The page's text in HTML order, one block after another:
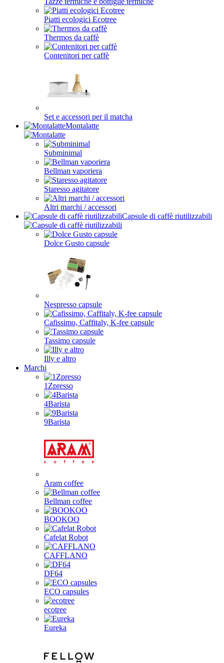
Piatti ecologici Ecotree
Thermos da caffè
Contenitori per caffè
Set e accessori per il matcha
Montalatte
Subminimal
Bellman vaporiera
Staresso agitatore
Altri marchi / accessori
Capsule di caffè riutilizzabili
Dolce Gusto capsule
Nespresso capsule
Cafissimo, Caffitaly, K-fee capsule
Tassimo capsule
Illy e altro
Marchi
1Zpresso
4Barista
9Barista
Aram coffee
Bellman coffee
BOOKOO
Cafelat Robot
CAFFLANO
DF64
ECO capsules
ecotree
Eureka